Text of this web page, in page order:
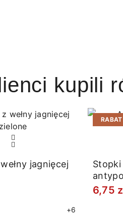
kupili
jagnięcej
+6
RABAT
6,75